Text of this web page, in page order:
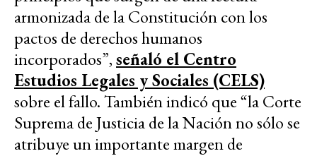
armonizada de la Constitución con los
pactos de derechos humanos
incorporados”,señaló el Centro
Estudios Legales y Sociales (CELS)
sobre el fallo. También indicó que “la Corte
Suprema de Justicia de la Nación no sólo se
atribuye un importante margen de